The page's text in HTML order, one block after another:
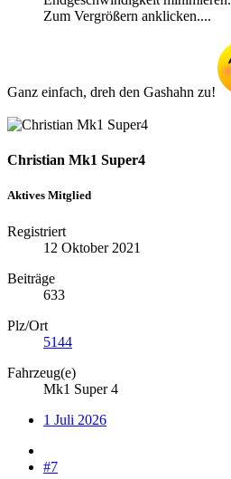
Zum Vergrößern anklicken....
Ganz einfach, dreh den Gashahn zu!
Christian Mk1 Super4
Aktives Mitglied
Registriert
12 Oktober 2021
Beiträge
633
Plz/Ort
5144
Fahrzeug(e)
Mk1 Super 4
1 Juli 2026
#7